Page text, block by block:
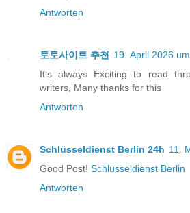
Antworten
토토사이트 추천 19. April 2026
It's always Exciting to read
writers, Many thanks for this
Antworten
Schlüsseldienst Berlin 24h 11.
Good Post! Schlüsseldienst Berlin
Antworten